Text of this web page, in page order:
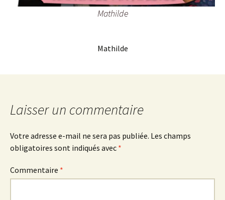
Mathilde
Mathilde
Laisser un commentaire
Votre adresse e-mail ne sera pas publiée. Les champs
obligatoires sont indiqués avec *
Commentaire *